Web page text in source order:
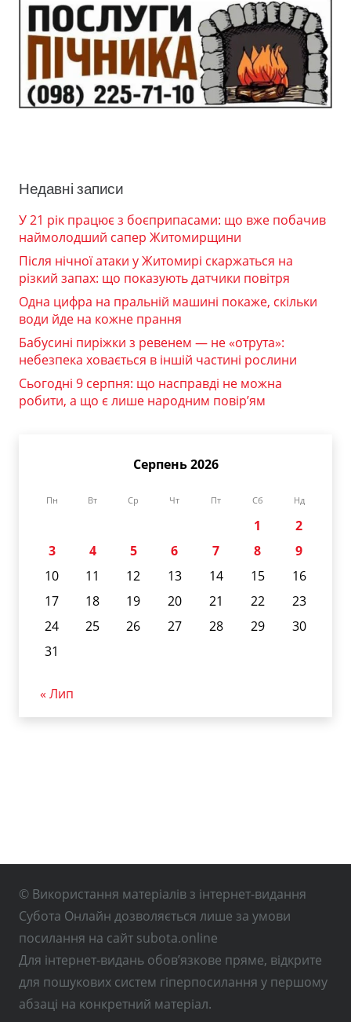
Недавні записи
У 21 рік працює з боєприпасами: що вже побачив
наймолодший сапер Житомирщини
Після нічної атаки у Житомирі скаржаться на
різкий запах: що показують датчики повітря
Одна цифра на пральній машині покаже, скільки
води йде на кожне прання
Бабусині пиріжки з ревенем — не «отрута»:
небезпека ховається в іншій частині рослини
Сьогодні 9 серпня: що насправді не можна
робити, а що є лише народним повір’ям
Серпень 2026
Пн Вт Ср Чт Пт Сб Нд
1
2
3
4 5 6 7 8
9
10
11 12 13 14 15
16
17
18 19 20 21 22
23
24
25 26 27 28 29
30
31
« Лип
© Використання матеріалів з інтернет-видання
Субота Онлайн дозволяється лише за умови
посилання на сайт subota.online
Для інтернет-видань обов’язкове пряме, відкрите
для пошукових систем гіперпосилання у першому
абзаці на конкретний матеріал.